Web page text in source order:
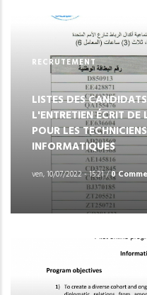
RECRUTEMENT
LISTES DES
L'ENTRETIEN ÉCRIT
POUR LES
INFORMATIQUES
ven, 10/07/2022 - 15:21/0